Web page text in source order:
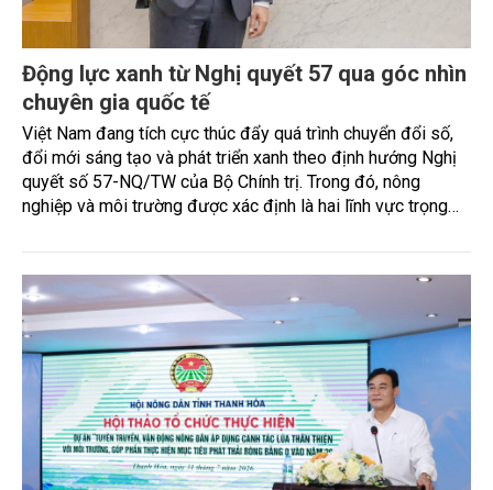
Động lực xanh từ Nghị quyết 57 qua góc nhìn
chuyên gia quốc tế
Việt Nam đang tích cực thúc đẩy quá trình chuyển đổi số,
đổi mới sáng tạo và phát triển xanh theo định hướng Nghị
quyết số 57-NQ/TW của Bộ Chính trị. Trong đó, nông
nghiệp và môi trường được xác định là hai lĩnh vực trọng
cam kết bền vững toàn cầu, đặc biệt là mục tiêu đưa phát
thải ròng bằng 0 (Net-Zero) vào năm 2050.